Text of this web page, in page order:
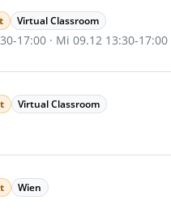
Virtual Classroom
17:00 · Mi 09.12 13:30-
Virtual Classroom
Wien